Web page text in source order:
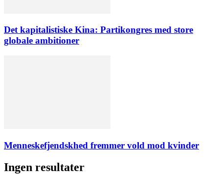
Det kapitalistiske Kina: Partikongres med store
globale ambitioner
Menneskefjendskhed fremmer vold mod kvinder
Ingen resultater